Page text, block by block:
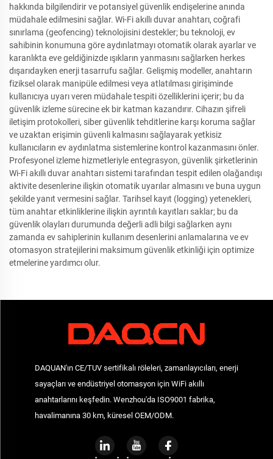
hakkında bilgilendirir ve potansiyel güvenlik endişelerine anında
müdahale edilmesini sağlar. Wi-Fi akıllı duvar anahtarı, coğrafi
sınırlama (geofencing) teknolojisini destekler; bu teknoloji, ev
sahibinin konumuna göre aydınlatmayı otomatik olarak ayarlar ve
karanlıkta eve geldiğinizde ışıkların yanmasını sağlarken herkes
dışarıdayken enerji tasarrufu sağlar. Gelişmiş modeller, anahtarın
fiziksel olarak manipüle edilmesi veya atlatılması girişiminde
kullanıcıya uyarı veren müdahale tespiti özelliklerini içerir; bu da
güvenlik izleme sürecine ek bir katman kazandırır. Cihazın şifreli
iletişim protokolleri, siber güvenlik tehditlerine karşı koruma sağlar
ve uzaktan erişimin güvenli kalmasını sağlayarak yetkisiz
kullanıcıların ev aydınlatma sistemlerine kontrol kazanmasını önler.
Profesyonel izleme hizmetleriyle entegrasyon, güvenlik şirketlerinin
Wi-Fi akıllı duvar anahtarı sistemi tarafından tespit edilen olağandışı
aktivite desenlerine ilişkin otomatik uyarılar almasını ve buna uygun
şekilde yanıt vermesini sağlar. Tarihsel kayıt (logging) yetenekleri,
tüm anahtar etkinliklerine ilişkin ayrıntılı kayıtları saklar; bu da
güvenlik olayları durumunda değerli adli bilgi sağlarken aynı
zamanda ev sahiplerinin kullanım desenlerini anlamalarına ve ev
otomasyon stratejilerini maksimum güvenlik etkinliği için optimize
etmelerine yardımcı olur.
DAQUAN'ın CE/TUV sertifikalı röleleri, zamanlayıcıları, enerji
sayaçları ve endüstriyel otomasyon için WiFi akıllı
anahtarlarını keşfedin. Wenzhou'da ISO9001 fabrika,
havalimanına 30 km, küresel OEM/ODM.